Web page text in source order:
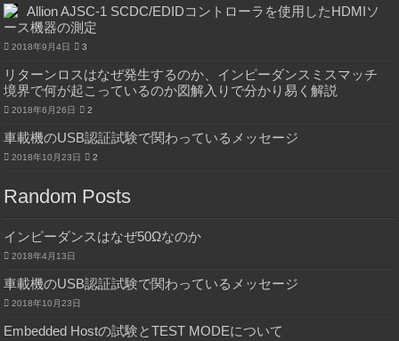
Allion AJSC-1 SCDC/EDIDコントローラを使用したHDMIソ
ース機器の測定
2018年9月4日 3
リターンロスはなぜ発生するのか、インピーダンスミスマッチ
境界で何が起こっているのか図解入りで分かり易く解説
2018年6月26日 2
車載機のUSB認証試験で関わっているメッセージ
2018年10月23日 2
Random Posts
インピーダンスはなぜ50Ωなのか
2018年4月13日
車載機のUSB認証試験で関わっているメッセージ
2018年10月23日
Embedded Hostの試験とTEST MODEについて